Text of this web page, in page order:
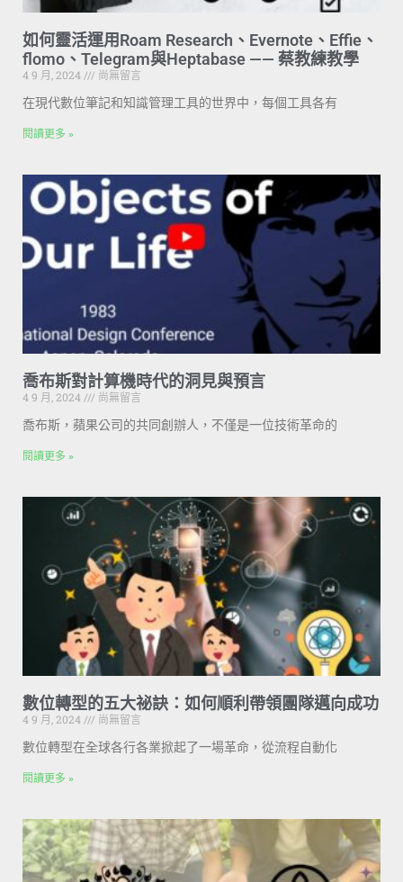
如何靈活運用Roam Research、Evernote、Effie、
flomo、Telegram與Heptabase —— 蔡教練教學
4 9 月, 2024
尚無留言
在現代數位筆記和知識管理工具的世界中，每個工具各有
閱讀更多 »
喬布斯對計算機時代的洞見與預言
4 9 月, 2024
尚無留言
喬布斯，蘋果公司的共同創辦人，不僅是一位技術革命的
閱讀更多 »
數位轉型的五大祕訣：如何順利帶領團隊邁向成功
4 9 月, 2024
尚無留言
數位轉型在全球各行各業掀起了一場革命，從流程自動化
閱讀更多 »